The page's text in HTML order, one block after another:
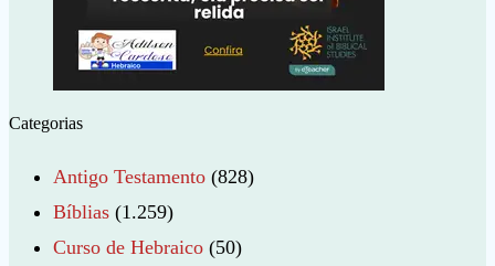
Categorias
Antigo Testamento (828)
Bíblias (1.259)
Curso de Hebraico (50)